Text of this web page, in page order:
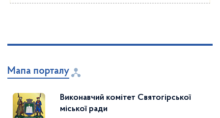
Мапа порталу
Виконавчий комітет Святогірської
міської ради